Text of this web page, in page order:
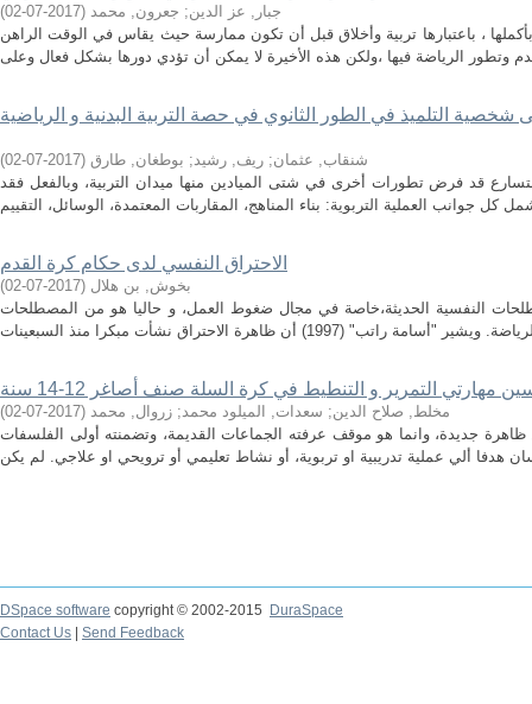
جبار, عز الدين; جعرون, محمد (
2017-07-02
)
، باعتبارها تربية وأخلاق قبل أن تكون ممارسة حيث يقاس في الوقت الراهن
شخصية التلميذ في الطور الثانوي في حصة التربية البدنية و الرياضية
شنقاب, عثمان; ريف, رشيد; بوطغان, طارق (
2017-07-02
)
قد فرض تطورات أخرى في شتى الميادين منها ميدان التربية، وبالفعل فقد
الاحتراق النفسي لدى حكام كرة القدم
بخوش, بن هلال (
2017-07-02
)
النفسية الحديثة،خاصة في مجال ضغوط العمل، و حاليا هو من المصطلحات
التمرير و التنطيط في كرة السلة صنف أصاغر 12-14 سنة
مخلط, صلاح الدين; سعدات, الميلود محمد; زروال, محمد (
2017-07-02
)
جديدة، وانما هو موقف عرفته الجماعات القديمة، وتضمنته أولى الفلسفات
DSpace software copyright © 2002-2015
DuraSpace
Contact Us
Send Feedback